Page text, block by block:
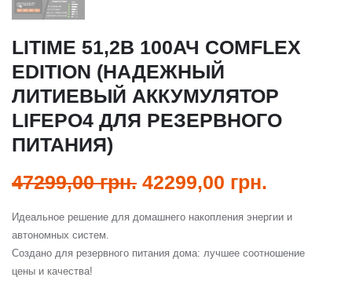
LITIME 51,2В 100АЧ COMFLEX
EDITION (НАДЕЖНЫЙ
ЛИТИЕВЫЙ АККУМУЛЯТОР
LIFEPO4 ДЛЯ РЕЗЕРВНОГО
ПИТАНИЯ)
47299,00грн. 42299,00 грн.
Идеальное решение для домашнего накопления энергии и
автономных систем.
Создано для резервного питания дома: лучшее соотношение
цены и качества!